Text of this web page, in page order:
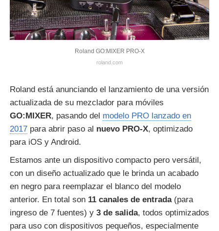
Roland GO:MIXER PRO-X
roland.com
Roland está anunciando el lanzamiento de una versión
actualizada de su mezclador para móviles
GO:MIXER, pasando del modelo PRO lanzado en
2017 para abrir paso al nuevo PRO-X, optimizado
para iOS y Android.
Estamos ante un dispositivo compacto pero versátil,
con un diseño actualizado que le brinda un acabado
en negro para reemplazar el blanco del modelo
anterior. En total son 11 canales de entrada(para
ingreso de 7 fuentes) y 3 de salida, todos optimizados
para uso con dispositivos pequeños, especialmente